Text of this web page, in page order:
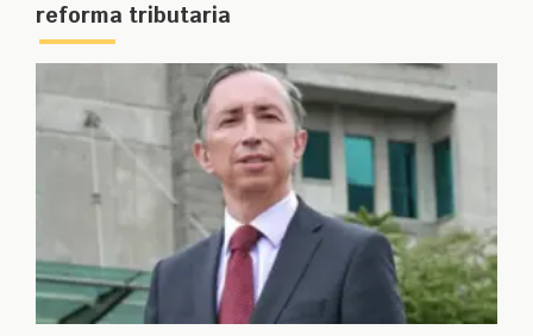
reforma tributaria